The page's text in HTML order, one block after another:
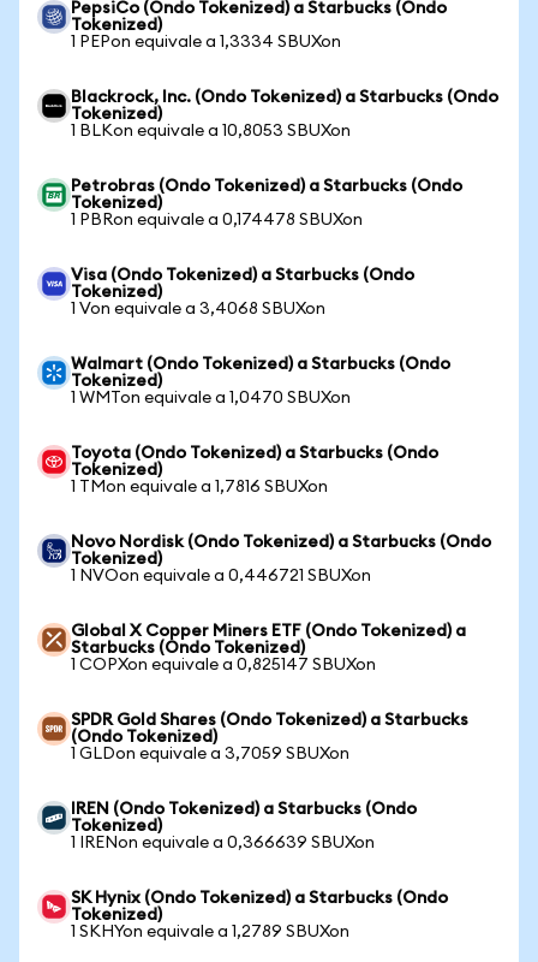
PepsiCo (Ondo Tokenized) a Starbucks (Ondo
Tokenized)
1 PEPon equivale a 1,3334 SBUXon
Blackrock, Inc. (Ondo Tokenized) a Starbucks (Ondo
Tokenized)
1 BLKon equivale a 10,8053 SBUXon
Petrobras (Ondo Tokenized) a Starbucks (Ondo
Tokenized)
1 PBRon equivale a 0,174478 SBUXon
Visa (Ondo Tokenized) a Starbucks (Ondo
Tokenized)
1 Von equivale a 3,4068 SBUXon
Walmart (Ondo Tokenized) a Starbucks (Ondo
Tokenized)
1 WMTon equivale a 1,0470 SBUXon
Toyota (Ondo Tokenized) a Starbucks (Ondo
Tokenized)
1 TMon equivale a 1,7816 SBUXon
Novo Nordisk (Ondo Tokenized) a Starbucks (Ondo
Tokenized)
1 NVOon equivale a 0,446721 SBUXon
Global X Copper Miners ETF (Ondo Tokenized) a
Starbucks (Ondo Tokenized)
1 COPXon equivale a 0,825147 SBUXon
SPDR Gold Shares (Ondo Tokenized) a Starbucks
(Ondo Tokenized)
1 GLDon equivale a 3,7059 SBUXon
IREN (Ondo Tokenized) a Starbucks (Ondo
Tokenized)
1 IRENon equivale a 0,366639 SBUXon
SK Hynix (Ondo Tokenized) a Starbucks (Ondo
Tokenized)
1 SKHYon equivale a 1,2789 SBUXon